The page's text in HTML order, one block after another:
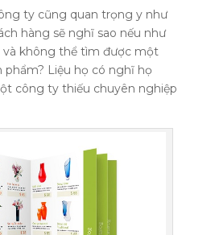
ty cũng quan trọng y như
hàng sẽ nghĩ sao nếu như
và không thể tìm được một
phẩm? Liệu họ có nghĩ họ
công ty thiếu chuyên nghiệp